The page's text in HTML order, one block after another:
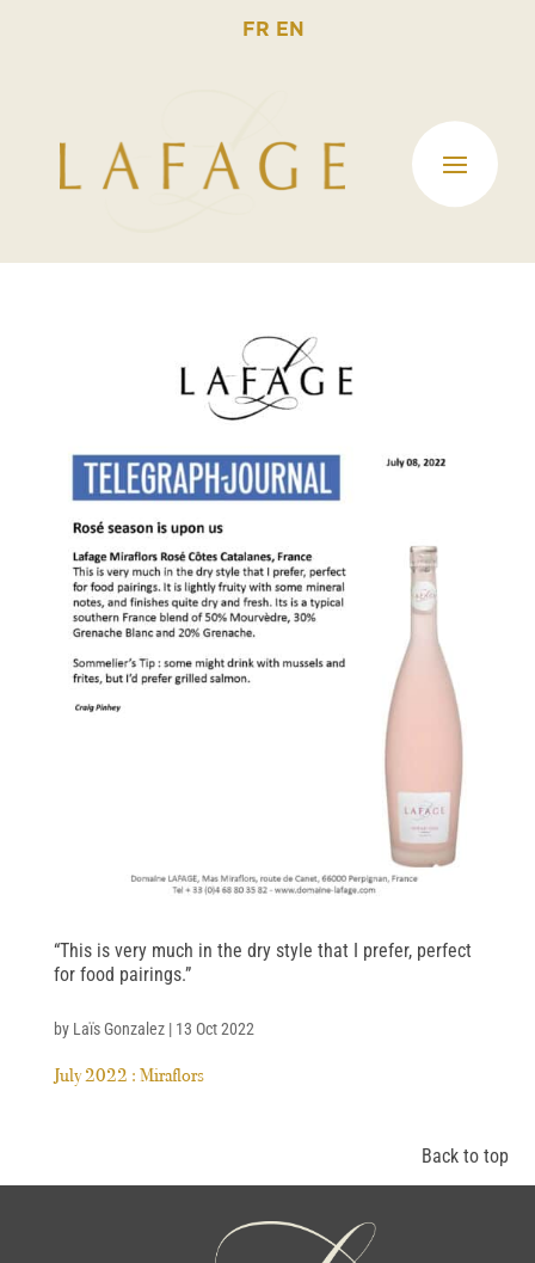
FR EN
July 2022 : Miraflors
by Laïs Gonzalez| 13 Oct 2022
“This is very much in the dry style that I prefer, perfect
for food pairings.”
Back to top